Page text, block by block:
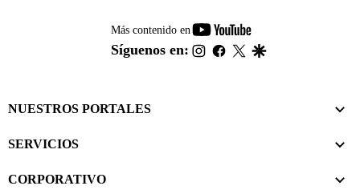
Más contenido en
youtube-
footer
Síguenos en: instagram
facebook
twitter
NUESTROS PORTALES
SERVICIOS
CORPORATIVO